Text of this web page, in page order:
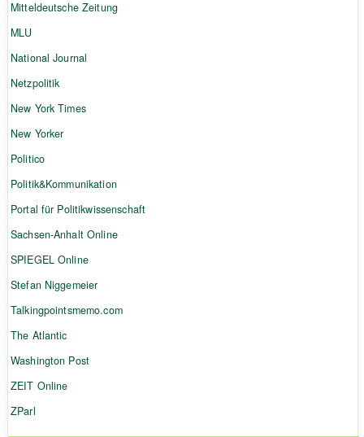
Mitteldeutsche Zeitung
MLU
National Journal
Netzpolitik
New York Times
New Yorker
Politico
Politik&Kommunikation
Portal für Politikwissenschaft
Sachsen-Anhalt Online
SPIEGEL Online
Stefan Niggemeier
Talkingpointsmemo.com
The Atlantic
Washington Post
ZEIT Online
ZParl